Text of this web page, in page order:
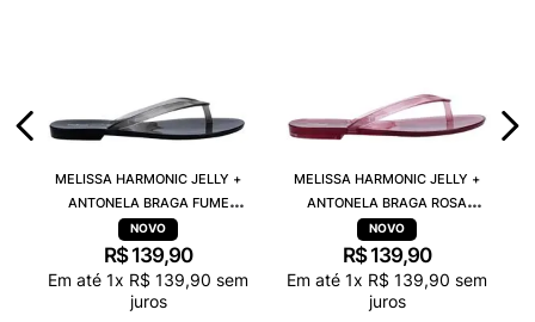
MELISSA HARMONIC JELLY +
ANTONELA BRAGA FUME
TRANSPARENTE 38263
R$ 139,90
Em até 1x R$ 139,90 sem
juros
MELISSA HARMONIC JELLY +
ANTONELA BRAGA ROSA
TRANSPARENTE 38263
R$ 139,90
Em até 1x R$ 139,90 sem
juros